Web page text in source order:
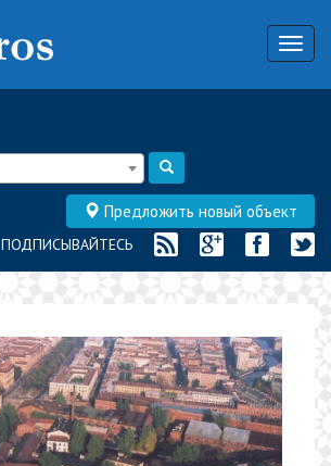
Предложить новый объект
ПОДПИСЫВАЙТЕСЬ